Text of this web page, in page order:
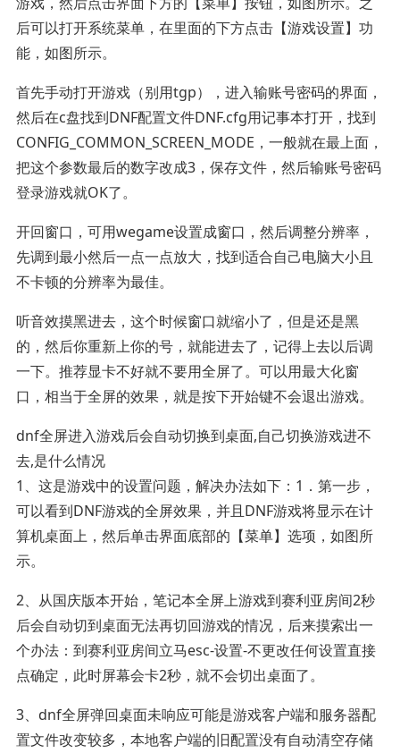
后可以打开系统菜单，在里面的下方点击【游戏设置】功
能，如图所示。
首先手动打开游戏（别用tgp），进入输账号密码的界面，
然后在c盘找到DNF配置文件DNF.cfg用记事本打开，找到
CONFIG_COMMON_SCREEN_MODE，一般就在最上面，
把这个参数最后的数字改成3，保存文件，然后输账号密码
登录游戏就OK了。
开回窗口，可用wegame设置成窗口，然后调整分辨率，
先调到最小然后一点一点放大，找到适合自己电脑大小且
不卡顿的分辨率为最佳。
听音效摸黑进去，这个时候窗口就缩小了，但是还是黑
的，然后你重新上你的号，就能进去了，记得上去以后调
一下。推荐显卡不好就不要用全屏了。可以用最大化窗
口，相当于全屏的效果，就是按下开始键不会退出游戏。
dnf全屏进入游戏后会自动切换到桌面,自己切换游戏进不
去,是什么情况
1、这是游戏中的设置问题，解决办法如下：1．第一步，
可以看到DNF游戏的全屏效果，并且DNF游戏将显示在计
算机桌面上，然后单击界面底部的【菜单】选项，如图所
示。
2、从国庆版本开始，笔记本全屏上游戏到赛利亚房间2秒
后会自动切到桌面无法再切回游戏的情况，后来摸索出一
个办法：到赛利亚房间立马esc-设置-不更改任何设置直接
点确定，此时屏幕会卡2秒，就不会切出桌面了。
3、dnf全屏弹回桌面未响应可能是游戏客户端和服务器配
置文件改变较多，本地客户端的旧配置没有自动清空存储